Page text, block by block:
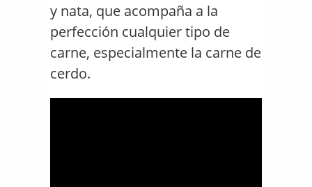
y nata, que acompaña a la
perfección cualquier tipo de
carne, especialmente la carne de
cerdo.